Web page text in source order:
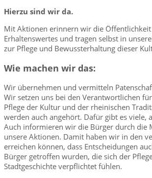
Hierzu sind wir da.
Mit Aktionen erinnern wir die Öffentlichkeit
Erhaltenswertes und tragen selbst in
zur Pflege und Bewussterhaltung dieser
Wie machen wir das:
Wir übernehmen und vermitteln
Wir setzen uns bei den Verantwortlichen
Pflege der Kultur und der rheinischen
werden auch angehört. Dafür gibt es viele,
Auch informieren wir die Bürger durch die
unsere Aktionen. Damit haben wir in den
erreichen können, dass Entscheidungen
Bürger getroffen wurden, die sich der
Stadtgeschichte verpflichtet fühlen.